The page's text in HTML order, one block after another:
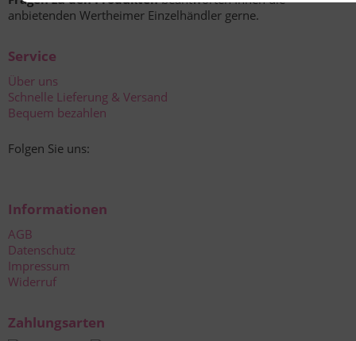
anbietenden Wertheimer Einzelhändler gerne.
Service
Über uns
Schnelle Lieferung & Versand
Bequem bezahlen
Folgen Sie uns:
Informationen
AGB
Datenschutz
Impressum
Widerruf
Zahlungsarten